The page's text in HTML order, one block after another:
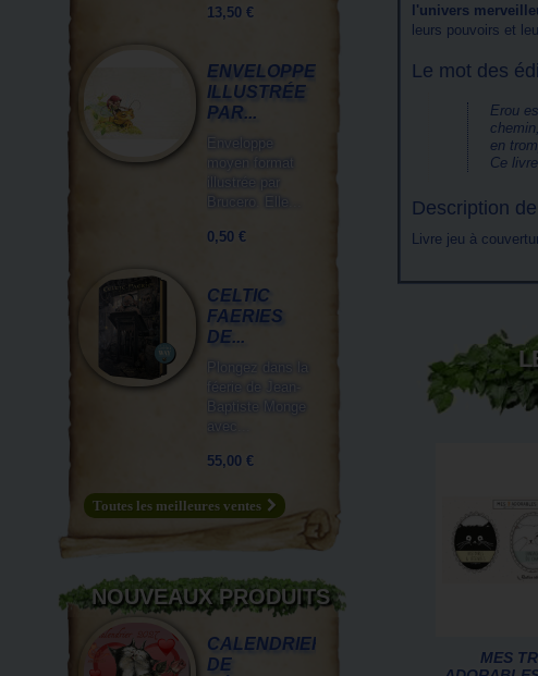
l'univers
leurs pouvoirs et
Le mot des
Erou
en
Ce
Description
Livre jeu à
MES
13,50 €
ENVELOPPE
ILLUSTRÉE
PAR...
Enveloppe
moyen format
illustrée par
Brucero. Elle...
0,50 €
CELTIC
FAERIES
DE...
Plongez dans la
féerie de Jean-
Baptiste Monge
avec...
55,00 €
Toutes les meilleures ventes
NOUVEAUX PRODUITS
CALENDRIER
DE